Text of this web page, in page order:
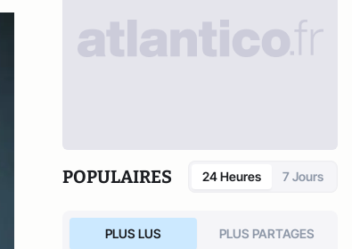
POPULAIRES 24 Heures 7 Jours
PLUS LUS PLUS PARTAGES